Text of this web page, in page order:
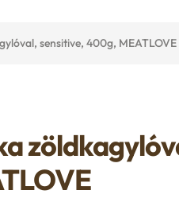
sensitive, 400g, MEATLOVE